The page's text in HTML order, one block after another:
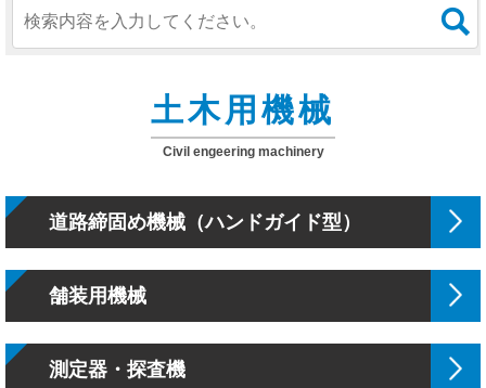
土木用機械
Civil engeering machinery
道路締固め機械（ハンドガイド型）
舗装用機械
測定器・探査機